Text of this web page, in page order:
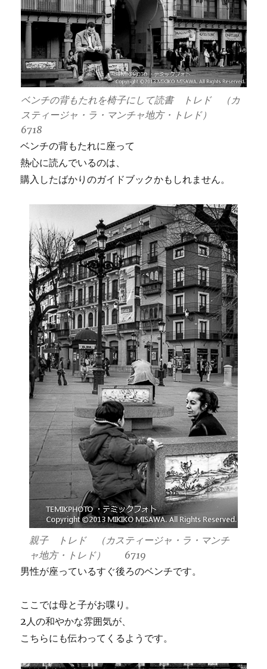
ベンチの背もたれを椅子にして読書 トレド （カ
スティージャ・ラ・マンチャ地方・トレド）
6718
ベンチの背もたれに座って
熱心に読んでいるのは、
購入したばかりのガイドブックかもしれません。
親子 トレド （カスティージャ・ラ・マンチ
ャ地方・トレド） 6719
男性が座っているすぐ後ろのベンチです。
ここでは母と子がお喋り。
2人の和やかな雰囲気が、
こちらにも伝わってくるようです。